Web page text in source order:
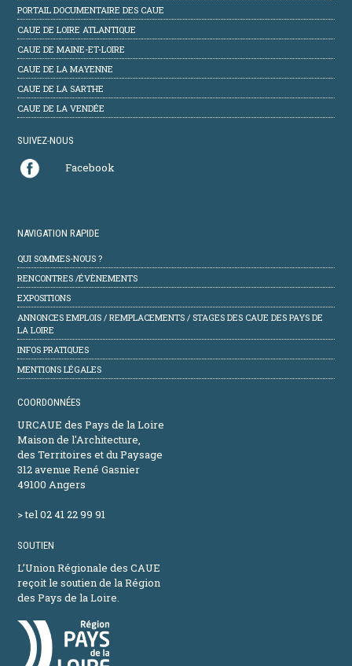
PORTAIL DOCUMENTAIRE DES CAUE
CAUE DE LOIRE ATLANTIQUE
CAUE DE MAINE-ET-LOIRE
CAUE DE LA MAYENNE
CAUE DE LA SARTHE
CAUE DE LA VENDÉE
SUIVEZ-NOUS
Facebook
NAVIGATION RAPIDE
QUI SOMMES-NOUS ?
RENCONTRES /ÉVÈNEMENTS
EXPOSITIONS
ANNONCES EMPLOIS / REMPLACEMENTS / STAGES DES CAUE DES PAYS DE
LA LOIRE
INFOS PRATIQUES
MENTIONS LÉGALES
COORDONNÉES
URCAUE des Pays de la Loire
Maison de l'Architecture,
des Territoires et du Paysage
312 avenue René Gasnier
49100 Angers
> tel 02 41 22 99 91
SOUTIEN
L’Union Régionale des CAUE
reçoit le soutien de la Région
des Pays de la Loire.